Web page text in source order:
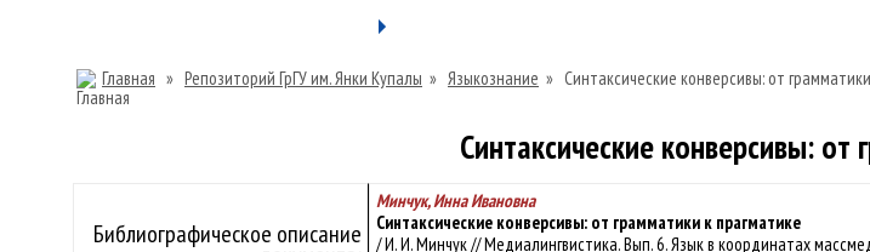
Главная » Репозиторий ГрГУ им. Янки Купалы » Языкознание » Синтаксические конверсивы: от
Синтаксические конверсивы: от
Библиографическое описание
Минчук, Инна Ивановна
Синтаксические конверсивы: от грамматики к прагматике
/ И. И. Минчук // Медиалингвистика. Вып. 6. Язык в координатах